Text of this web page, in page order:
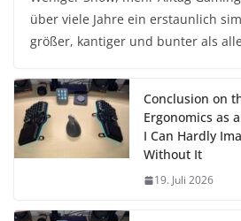
über viele Jahre ein erstaunlich
größer, kantiger und bunter als
Conclusion on
Ergonomics as
I Can Hardly
Without It
19. Juli 2026